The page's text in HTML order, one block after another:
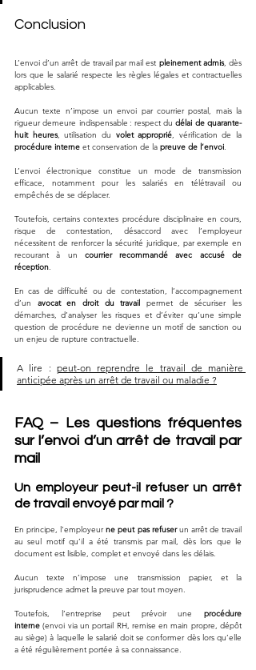
Conclusion
L’envoi d’un arrêt de travail par mail est pleinement admis, dès
lors que le salarié respecte les règles légales et contractuelles
applicables.
Aucun texte n’impose un envoi par courrier postal, mais la
rigueur demeure indispensable : respect du délai de quarante-
huit heures, utilisation du volet approprié
procédure interne et conservation de la preuve de l’envoi.
L’envoi électronique constitue un mode de transmission
efficace, notamment pour les salariés en télétravail ou
empêchés de se déplacer.
Toutefois, certains contextes procédure disciplinaire en cours,
risque de contestation, désaccord avec l’employeur
nécessitent de renforcer la sécurité juridique, par exemple en
recourant à un courrier recommandé avec accusé de
réception.
En cas de difficulté ou de contestation, l’accompagnement
d’un avocat en droit du travail permet de sécuriser les
démarches, d’analyser les risques et d’éviter qu’une simple
question de procédure ne devienne un motif de sanction ou
un enjeu de rupture contractuelle.
A lire : peut-on reprendre le travail de manière
anticipée après un arrêt de travail ou maladie ?
FAQ – Les questions fréquentes
sur l’envoi d’un arrêt de travail par
mail
Un employeur peut-il refuser un arrêt
de travail envoyé par mail ?
En principe, l’employeur ne peut pas refuser un arrêt de travail
au seul motif qu’il a été transmis par mail, dès lors que le
document est lisible, complet et envoyé dans les délais.
Aucun texte n’impose une transmission papier, et la
jurisprudence admet la preuve par tout moyen.
Toutefois, l’entreprise peut prévoir une procédure
interne (envoi via un portail RH, remise en main propre, dépôt
au siège) à laquelle le salarié doit se conformer dès lors qu’elle
a été régulièrement portée à sa connaissance.